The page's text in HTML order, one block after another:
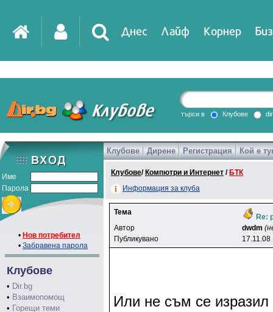
Днес Лайф Корнер
DirTV Impressio
Games
търси в Клубове
Име
Парола
• Нов потребител
• Забравена парола
Клубове
• Dir.bg
• Взаимопомощ
• Горещи теми
Клубове Дирене Регистрация Кой е
Клубове/ Компютри и Интернет / БТК
Информация за клуба
Тема
Re:
Автор
dwdm
Публикувано
17.11.08
Или не съм се